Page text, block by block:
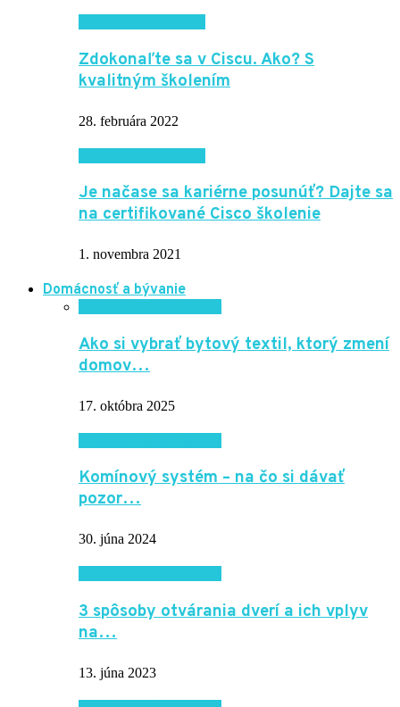
Zdokonaľte sa v Ciscu. Ako? S
kvalitným školením
28. februára 2022
Je načase sa kariérne posunúť? Dajte sa
na certifikované Cisco školenie
1. novembra 2021
Domácnosť a bývanie
Ako si vybrať bytový textil, ktorý zmení
domov…
17. októbra 2025
Komínový systém – na čo si dávať
pozor…
30. júna 2024
3 spôsoby otvárania dverí a ich vplyv
na…
13. júna 2023